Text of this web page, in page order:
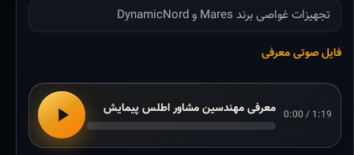
تجهیزات غواصی برند Mares و DynamicNord
فایل صوتی معرفی
0:00 / 1:19 معرفی مهندسین مشاور اطلس پیمایش